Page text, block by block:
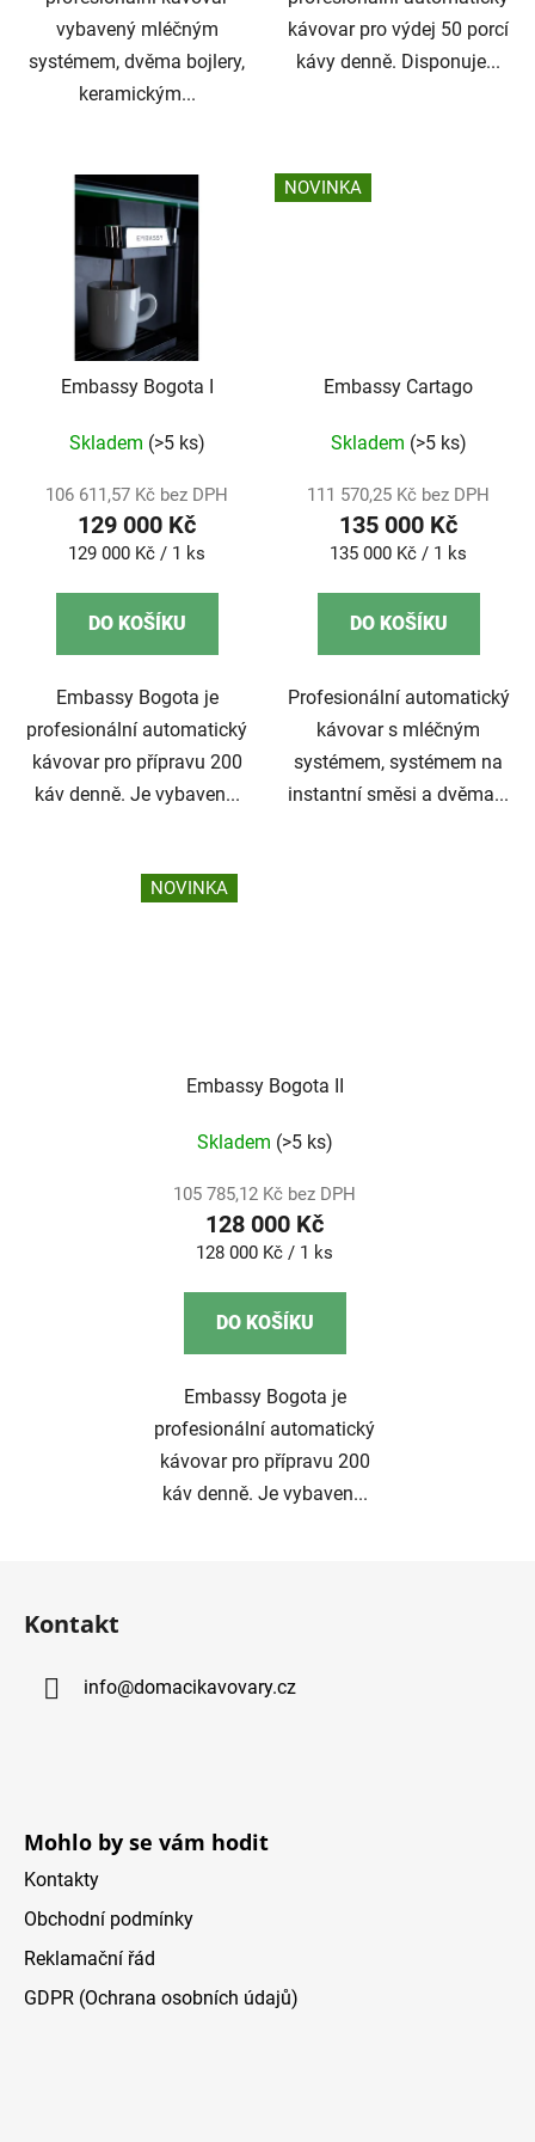
vybavený mléčným
systémem, dvěma bojlery,
keramickým...
kávovar pro výdej 50 porcí
kávy denně. Disponuje...
Embassy Bogota I
Skladem (>5 ks)
106 611,57 Kč bez DPH
129 000 Kč
Měrná
129 000 Kč / 1 ks
DO KOŠÍKU
Embassy Bogota je
profesionální automatický
kávovar pro přípravu 200
káv denně. Je vybaven...
NOVINKA
Embassy Cartago
Skladem (>5 ks)
111 570,25 Kč bez DPH
135 000 Kč
Měrná
135 000 Kč / 1 ks
DO KOŠÍKU
Profesionální automatický
kávovar s mléčným
systémem, systémem na
instantní směsi a dvěma...
NOVINKA
Embassy Bogota II
Skladem (>5 ks)
105 785,12 Kč bez DPH
128 000 Kč
Měrná
128 000 Kč / 1 ks
DO KOŠÍKU
Embassy Bogota je
profesionální automatický
kávovar pro přípravu 200
káv denně. Je vybaven...
Kontakt
info@domacikavovary.cz
Mohlo by se vám hodit
Kontakty
Obchodní podmínky
Reklamační řád
GDPR (Ochrana osobních údajů)